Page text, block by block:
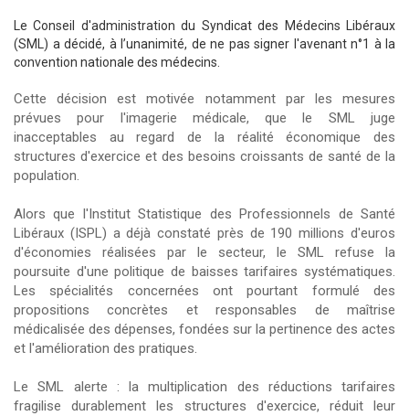
Le Conseil d'administration du Syndicat des Médecins Libéraux
(SML) a décidé, à l’unanimité, de ne pas signer l'avenant n°1 à la
convention nationale des médecins.
Cette décision est motivée notamment par les mesures
prévues pour l'imagerie médicale, que le SML juge
inacceptables au regard de la réalité économique des
structures d'exercice et des besoins croissants de santé de la
population.
Alors que l'Institut Statistique des Professionnels de Santé
Libéraux (ISPL) a déjà constaté près de 190 millions d'euros
d'économies réalisées par le secteur, le SML refuse la
poursuite d'une politique de baisses tarifaires systématiques.
Les spécialités concernées ont pourtant formulé des
propositions concrètes et responsables de maîtrise
médicalisée des dépenses, fondées sur la pertinence des actes
et l'amélioration des pratiques.
Le SML alerte : la multiplication des réductions tarifaires
fragilise durablement les structures d'exercice, réduit leur